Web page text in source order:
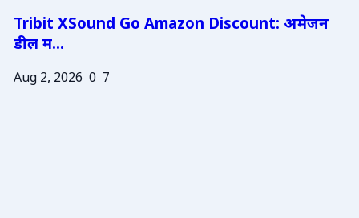
Tribit XSound Go Amazon Discount: अमेजन
डील म...
Aug 2, 2026 0 7